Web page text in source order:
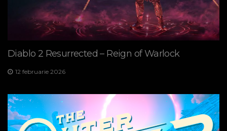
Diablo 2 Resurrected – Reign of Warlock
12 februarie 2026